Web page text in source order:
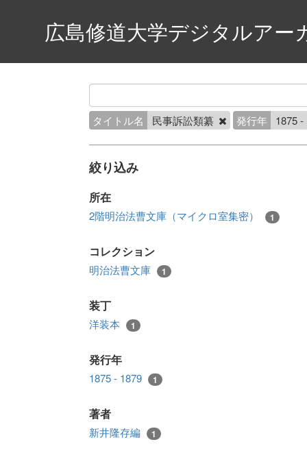
広島修道大学デジタルアー
タイトル名 民事訴訟類纂 発行年 1875
絞り込み
所在
2階明治法曹文庫（マイクロ室集密） 1
コレクション
明治法曹文庫 1
装丁
洋装本 1
発行年
1875 - 1879 1
著者
新井隆存編 1